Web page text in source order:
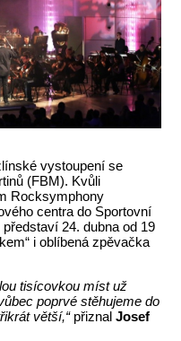
vystoupení se
(FBM). Kvůli
Rocksymphony
centra do Sportovní
24. dubna od 19
i oblíbená zpěvačka
tisícovkou míst už
poprvé stěhujeme do
větší,“přiznalJosef